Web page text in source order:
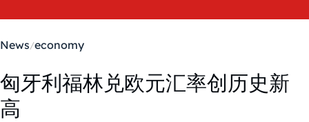
News economy
匈牙利福林兑欧元汇率创历史新
高